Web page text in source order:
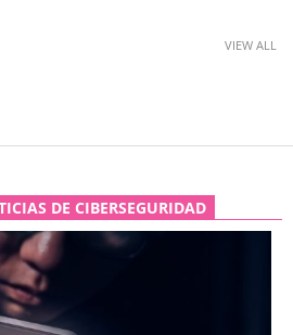
VIEW ALL
DE CIBERSEGURIDAD